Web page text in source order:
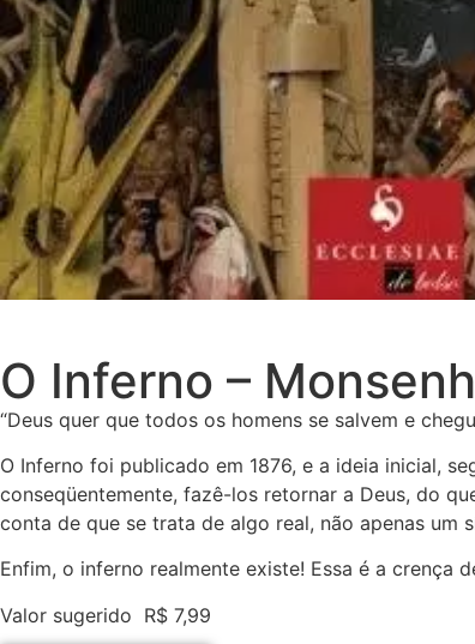
O Inferno –
“Deus quer que todos os homens se salvem e
O Inferno foi publicado em 1876, e a ideia inicial,
conseqüentemente, fazê-los retornar a Deus, do
conta de que se trata de algo real, não apenas um
Enfim, o inferno realmente existe! Essa é a crença
Valor sugerido R$ 7,99